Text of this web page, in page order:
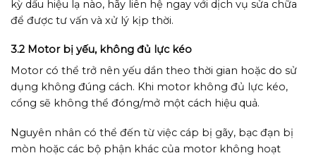
kỳ dấu hiệu lạ nào, hãy liên hệ ngay với dịch vụ sửa chữa
để được tư vấn và xử lý kịp thời.
3.2 Motor bị yếu, không đủ lực kéo
Motor có thể trở nên yếu dần theo thời gian hoặc do sử
dụng không đúng cách. Khi motor không đủ lực kéo,
cổng sẽ không thể đóng/mở một cách hiệu quả.
Nguyên nhân có thể đến từ việc cáp bị gãy, bạc đạn bị
mòn hoặc các bộ phận khác của motor không hoạt